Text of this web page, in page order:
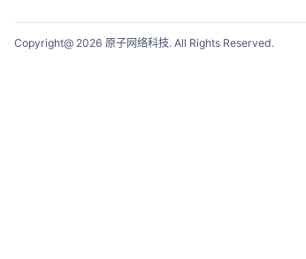
Copyright@ 2026 原子网络科技. All Rights Reserved.